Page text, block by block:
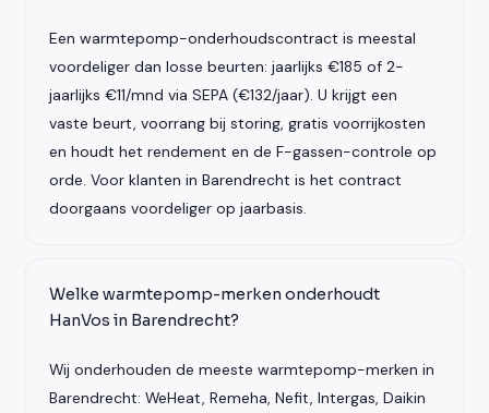
Een warmtepomp-onderhoudscontract is meestal
voordeliger dan losse beurten: jaarlijks €185 of 2-
jaarlijks €11/mnd via SEPA (€132/jaar). U krijgt een
vaste beurt, voorrang bij storing, gratis voorrijkosten
en houdt het rendement en de F-gassen-controle op
orde. Voor klanten in Barendrecht is het contract
doorgaans voordeliger op jaarbasis.
Welke warmtepomp-merken onderhoudt
HanVos in Barendrecht?
Wij onderhouden de meeste warmtepomp-merken in
Barendrecht: WeHeat, Remeha, Nefit, Intergas, Daikin